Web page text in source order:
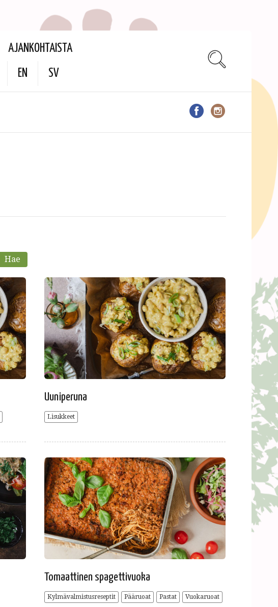
AJANKOHTAISTA
EN SV
Uuniperuna
Lisukkeet
Tomaattinen spagettivuoka
Kylmävalmistusreseptit Pääruoat Pastat Vuokaruoat